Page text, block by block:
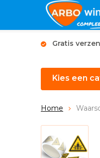
Gratis
Kies een
Home